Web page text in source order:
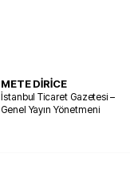
METE DİRİCE
İstanbul Ticaret Gazetesi –
Genel Yayın Yönetmeni